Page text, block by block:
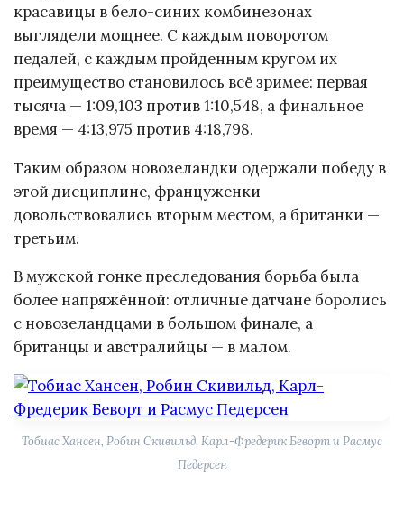
красавицы в бело-синих комбинезонах
выглядели мощнее. С каждым поворотом
педалей, с каждым пройденным кругом их
преимущество становилось всё зримее: первая
тысяча — 1:09,103 против 1:10,548, а финальное
время — 4:13,975 против 4:18,798.
Таким образом новозеландки одержали победу в
этой дисциплине, француженки
довольствовались вторым местом, а британки —
третьим.
В мужской гонке преследования борьба была
более напряжённой: отличные датчане боролись
с новозеландцами в большом финале, а
британцы и австралийцы — в малом.
Тобиас Хансен, Робин Скивильд, Карл-Фредерик Беворт и Расмус
Педерсен